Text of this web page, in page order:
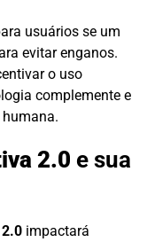
usuários se um
evitar enganos.
o uso
complemente e
2.0 e sua
impactará